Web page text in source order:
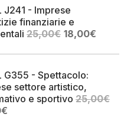
25,00€.
J241 - Imprese
finanziarie e
25,00€ Il
originale
25,00€.
18,00€Il
attuale
G355 - Spettacolo:
settore artistico,
e sportivo 25,00€
€Il